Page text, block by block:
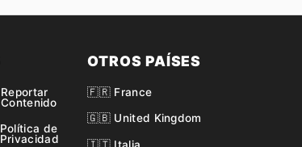
Reportar
Contenido
Política de
Privacidad
OTROS PAÍSES
🇫🇷 France
🇬🇧 United Kingdom
🇮🇹 Italia